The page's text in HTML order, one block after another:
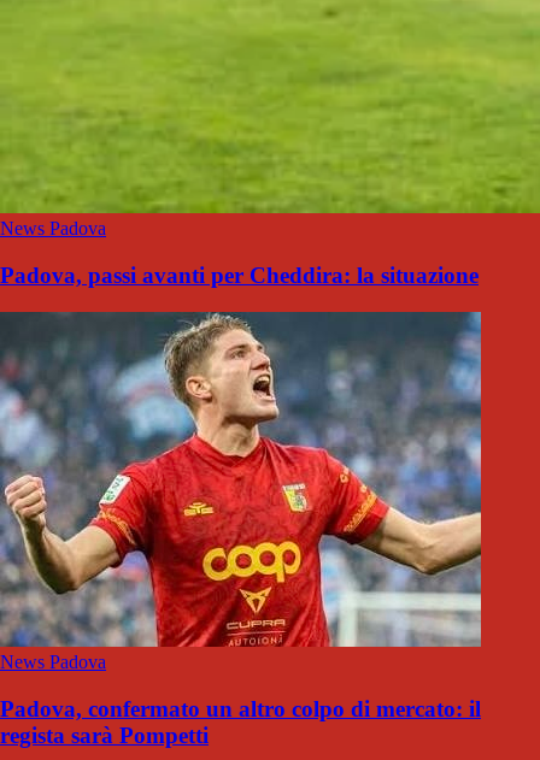
News Padova
Padova, passi avanti per Cheddira: la situazione
News Padova
Padova, confermato un altro colpo di mercato: il
regista sarà Pompetti